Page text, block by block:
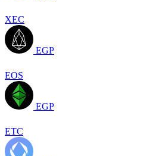
XEC
EGP
EOS
EGP
ETC